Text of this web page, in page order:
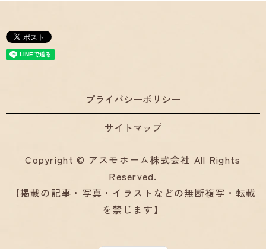
プライバシーポリシー
サイトマップ
Copyright © アスモホーム株式会社 All Rights
Reserved.
【掲載の記事・写真・イラストなどの無断複写・転載
を禁じます】